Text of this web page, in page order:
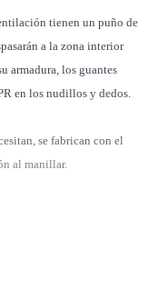
tienen un puño de
a la zona interior
armadura, los guantes
en los nudillos y dedos.
se fabrican con el
al manillar.